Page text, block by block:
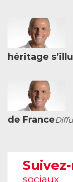
héritage
de France
sociaux